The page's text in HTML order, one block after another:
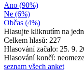
Ano (90%)
Ne (6%)
Občas (4%)
Hlasujte kliknutím na
Celkem hlasů: 227
Hlasování začalo: 25. 9.
Hlasování končí:
seznam všech anket